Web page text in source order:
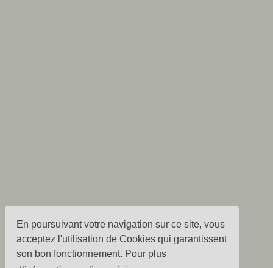
En poursuivant votre navigation sur ce site, vous
acceptez l'utilisation de Cookies qui garantissent
son bon fonctionnement. Pour plus